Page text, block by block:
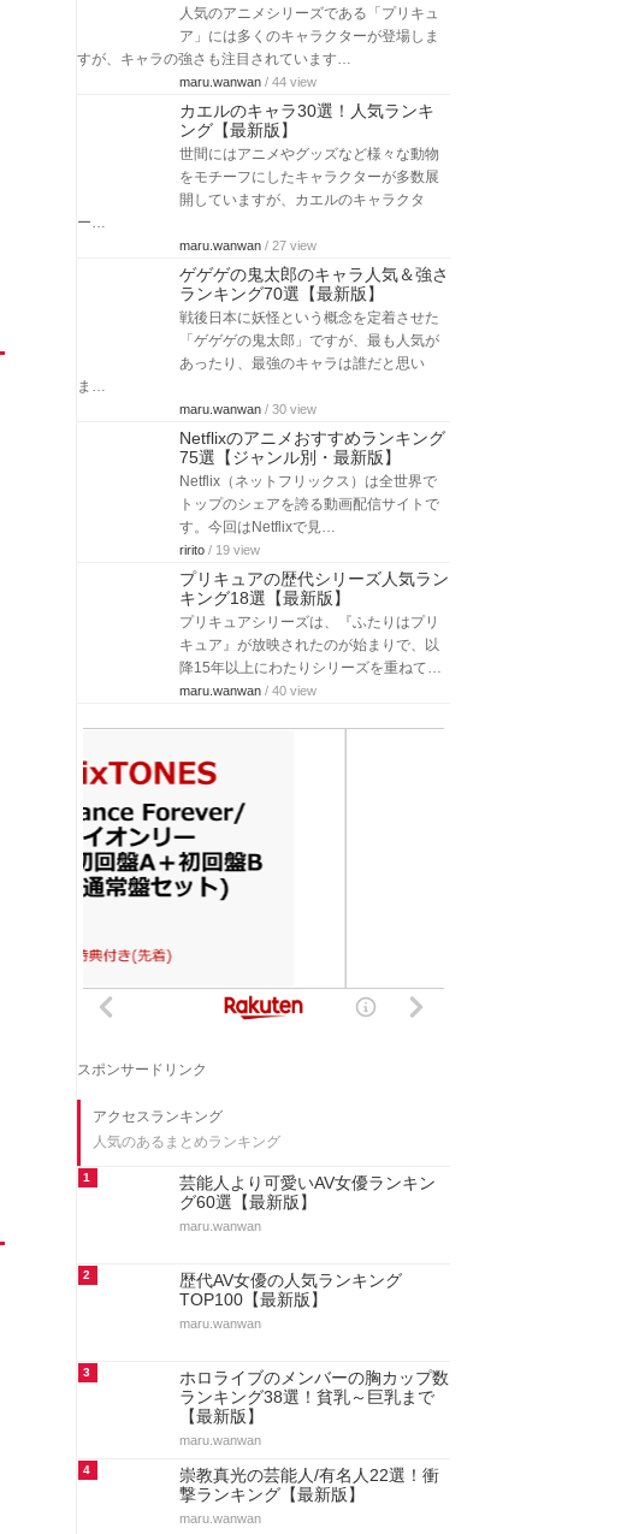
人気のアニメシリーズである「プリキュ
ア」には多くのキャラクターが登場しま
すが、キャラの強さも注目されています…
maru.wanwan / 44 view
カエルのキャラ30選！人気ランキ
ング【最新版】
世間にはアニメやグッズなど様々な動物
をモチーフにしたキャラクターが多数展
開していますが、カエルのキャラクタ
ー…
maru.wanwan / 27 view
ゲゲゲの鬼太郎のキャラ人気＆強さ
ランキング70選【最新版】
戦後日本に妖怪という概念を定着させた
「ゲゲゲの鬼太郎」ですが、最も人気が
あったり、最強のキャラは誰だと思い
ま…
maru.wanwan / 30 view
Netflixのアニメおすすめランキング
75選【ジャンル別・最新版】
Netflix（ネットフリックス）は全世界で
トップのシェアを誇る動画配信サイトで
す。今回はNetflixで見…
ririto / 19 view
プリキュアの歴代シリーズ人気ラン
キング18選【最新版】
プリキュアシリーズは、『ふたりはプリ
キュア』が放映されたのが始まりで、以
降15年以上にわたりシリーズを重ねて…
maru.wanwan / 40 view
スポンサードリンク
アクセスランキング
人気のあるまとめランキング
1
芸能人より可愛いAV女優ランキン
グ60選【最新版】
maru.wanwan
2
歴代AV女優の人気ランキング
TOP100【最新版】
maru.wanwan
3
ホロライブのメンバーの胸カップ数
ランキング38選！貧乳～巨乳まで
【最新版】
maru.wanwan
4
崇教真光の芸能人/有名人22選！衝
撃ランキング【最新版】
maru.wanwan